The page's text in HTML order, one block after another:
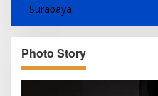
Photo Story